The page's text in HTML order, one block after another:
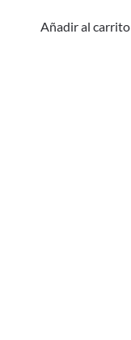
Añadir al carrito